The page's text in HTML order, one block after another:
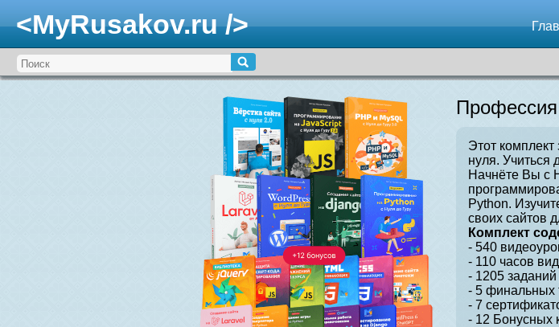
<MyRusakov.ru />
Профессия
Этот
нуля. Учиться
Начнёте Вы с
Python.
своих сайтов
Комплект
- 540
- 110 часов
- 1205
- 5 финальных
- 7
- 12 Бонусных